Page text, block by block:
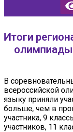
Итоги
В
всероссийской
языку приняли
больше, чем в
участника, 9
участников, 11